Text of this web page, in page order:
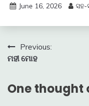
June 16, 2026 ସହ-
Post
navigation
Previous:
ମହୀ ମୋହ
One thought